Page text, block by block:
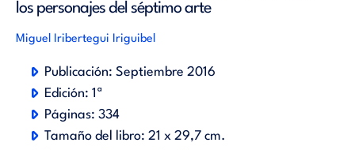
l
los personajes del séptimo arte
Miguel Iribertegui Iriguibel
Publicación: Septiembre 2016
Edición: 1ª
Páginas: 334
Tamaño del libro: 21 x 29,7 cm.